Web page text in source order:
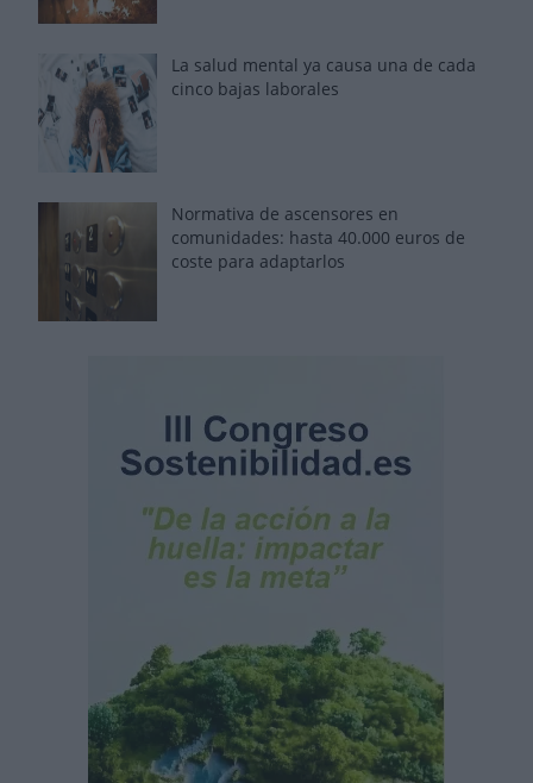
La salud mental ya causa una de cada
cinco bajas laborales
Normativa de ascensores en
comunidades: hasta 40.000 euros de
coste para adaptarlos